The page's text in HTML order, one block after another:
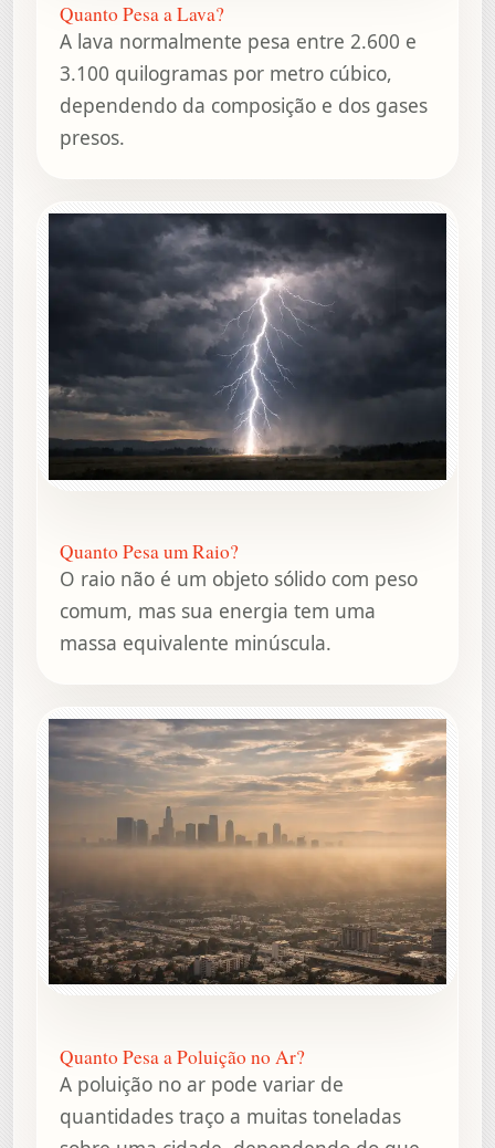
Quanto Pesa a Lava?
A lava normalmente pesa entre 2.600 e
3.100 quilogramas por metro cúbico,
dependendo da composição e dos gases
presos.
Quanto Pesa um Raio?
O raio não é um objeto sólido com peso
comum, mas sua energia tem uma
massa equivalente minúscula.
Quanto Pesa a Poluição no Ar?
A poluição no ar pode variar de
quantidades traço a muitas toneladas